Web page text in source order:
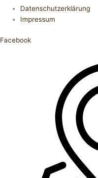
Datenschutzerklärung
Impressum
Facebook